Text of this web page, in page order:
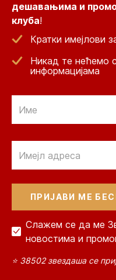
дешавањима и
клуба!
Кратки имејлови
Никад те нећемо
информацијама
Слажем се да ме
новостима и
⭐ 38502 звездаша се